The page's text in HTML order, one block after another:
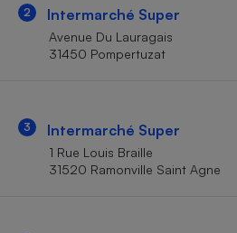
2 Intermarché Super
Avenue Du Lauragais
31450 Pompertuzat
3 Intermarché Super
1 Rue Louis Braille
31520 Ramonville Saint Agne